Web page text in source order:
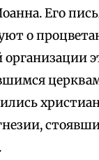
Его
о